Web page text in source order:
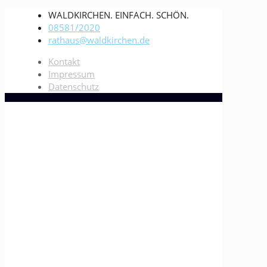
WALDKIRCHEN. EINFACH. SCHÖN.
08581/2020
rathaus@waldkirchen.de
Kontakt
Impressum
Datenschutz